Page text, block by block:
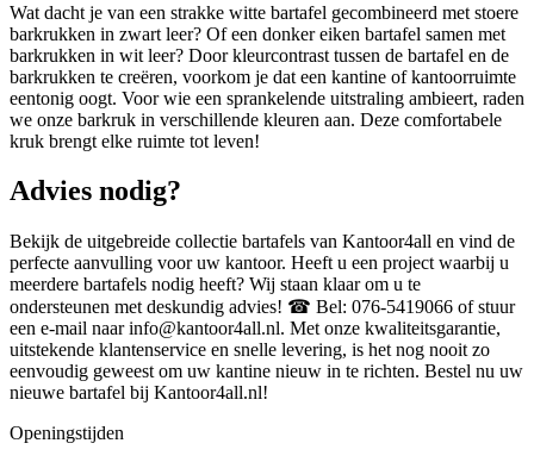
Wat dacht je van een strakke witte bartafel gecombineerd met stoere
barkrukken in zwart leer? Of een donker eiken bartafel samen met
barkrukken in wit leer? Door kleurcontrast tussen de bartafel en de
barkrukken te creëren, voorkom je dat een kantine of kantoorruimte
eentonig oogt. Voor wie een sprankelende uitstraling ambieert, raden
we onze barkruk in verschillende kleuren aan. Deze comfortabele
kruk brengt elke ruimte tot leven!
Advies nodig?
Bekijk de uitgebreide collectie bartafels van Kantoor4all en vind de
perfecte aanvulling voor uw kantoor. Heeft u een project waarbij u
meerdere bartafels nodig heeft? Wij staan klaar om u te
ondersteunen met deskundig advies! ☎ Bel: 076-5419066 of stuur
een e-mail naar info@kantoor4all.nl. Met onze kwaliteitsgarantie,
uitstekende klantenservice en snelle levering, is het nog nooit zo
eenvoudig geweest om uw kantine nieuw in te richten. Bestel nu uw
nieuwe bartafel bij Kantoor4all.nl!
Openingstijden